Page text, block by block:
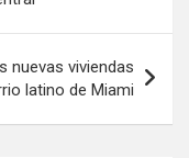
nuevas viviendas
latino de Miami